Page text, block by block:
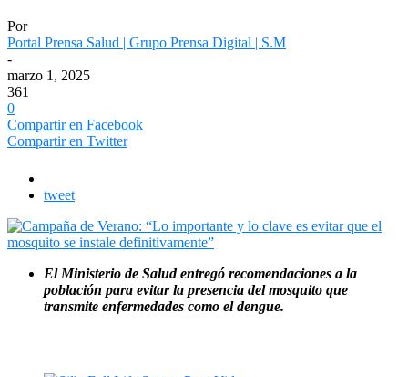
Por
Portal Prensa Salud | Grupo Prensa Digital | S.M
-
marzo 1, 2025
361
0
Compartir en Facebook
Compartir en Twitter
tweet
El Ministerio de Salud entregó recomendaciones a la
población para evitar la presencia del mosquito que
transmite enfermedades como el dengue.